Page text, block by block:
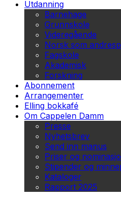
Utdanning
Barnehage
Grunnskole
Videregående
Norsk som
Fagskole
Akademisk
Forskning
Abonnement
Arrangementer
Elling bokkafé
Om Cappelen Damm
Presse
Nyhetsbrev
Send inn manus
Priser og
Stipender og
Kataloger
Rapport 2025